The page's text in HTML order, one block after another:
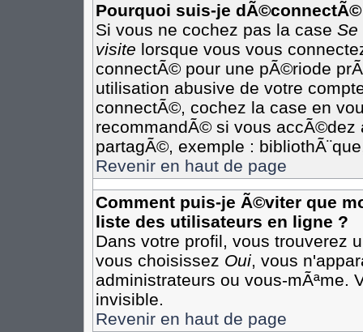
Pourquoi suis-je
Si vous ne cochez pas la case Se
visite lorsque vous vous
connectÃ© pour une pÃ©riode
utilisation abusive de votre
connectÃ©, cochez la case en
recommandÃ© si vous accÃ©dez
partagÃ©, exemple :
Revenir en haut de page
Comment puis-je Ã©viter que
liste des utilisateurs en ligne ?
Dans votre profil, vous trouverez
vous choisissez Oui, vous
administrateurs ou vous-mÃªme.
invisible.
Revenir en haut de page